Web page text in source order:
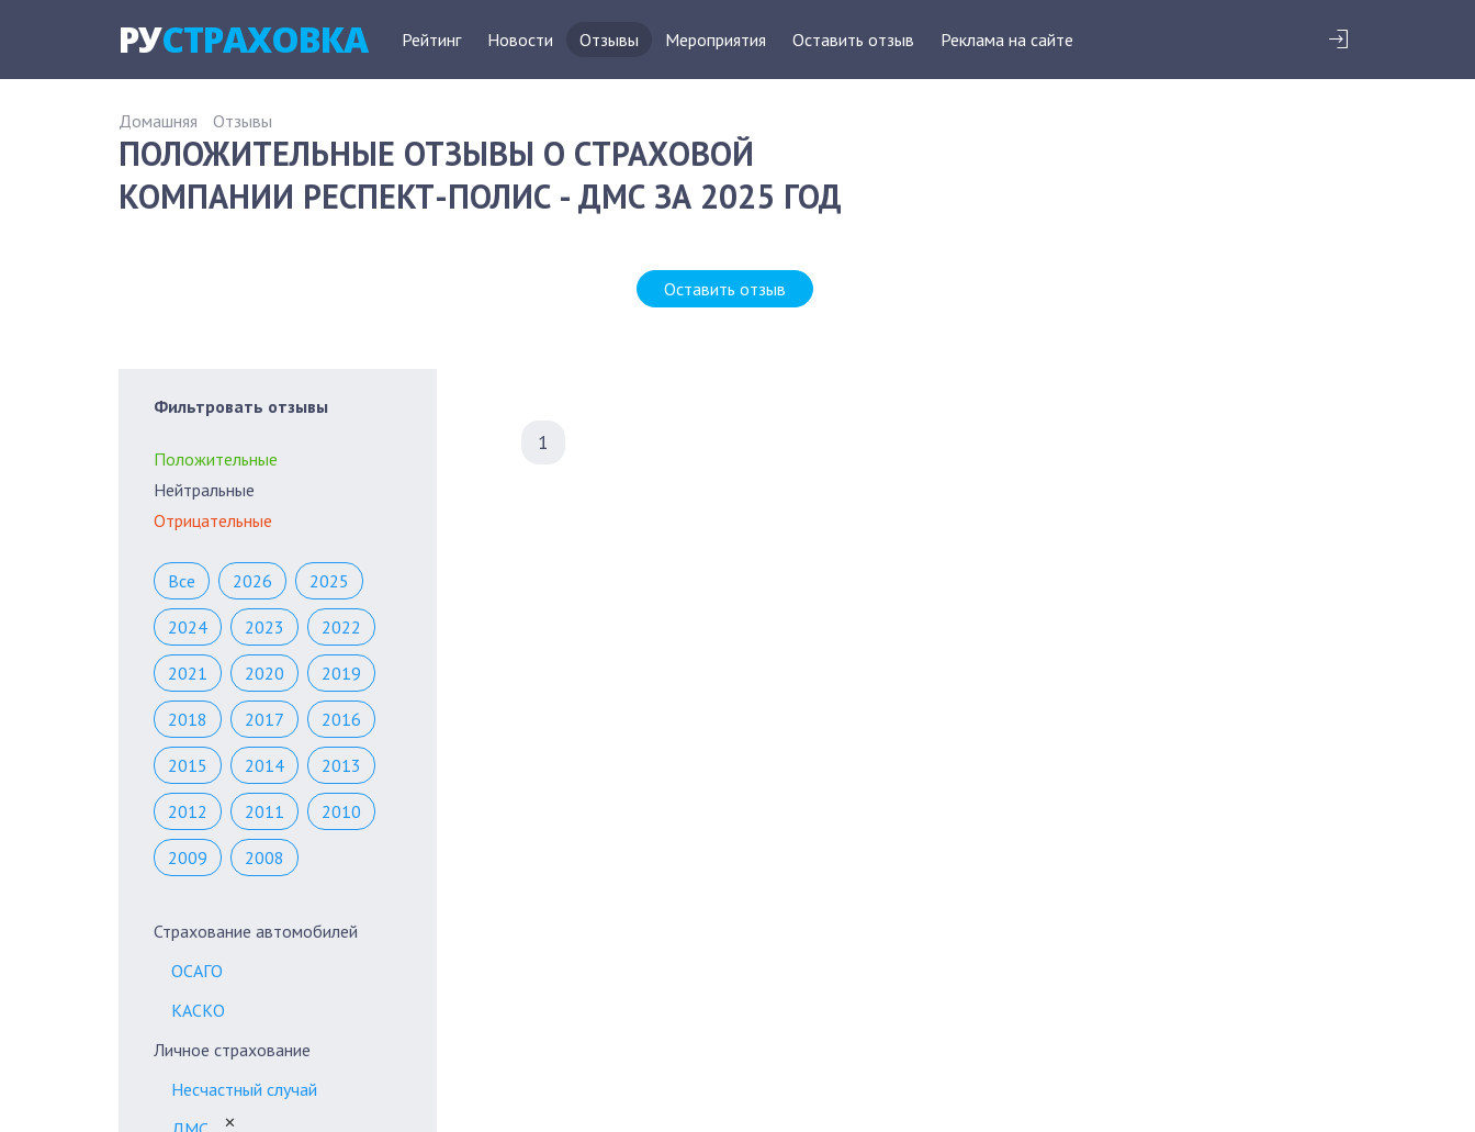
РУСТРАХОВКА Рейтинг Новости Отзывы Мероприятия Оставить отзыв Реклама на сайте
Домашняя Отзывы
ПОЛОЖИТЕЛЬНЫЕ ОТЗЫВЫ О СТРАХОВОЙ
КОМПАНИИ РЕСПЕКТ-ПОЛИС - ДМС ЗА 2025 ГОД
Оставить отзыв
1
Фильтровать отзывы
Положительные
Нейтральные
Отрицательные
Все 2026 2025
2024 2023 2022
2021 2020 2019
2018 2017 2016
2015 2014 2013
2012 2011 2010
2009 2008
Страхование автомобилей
ОСАГО
КАСКО
Личное страхование
Несчастный случай
✕